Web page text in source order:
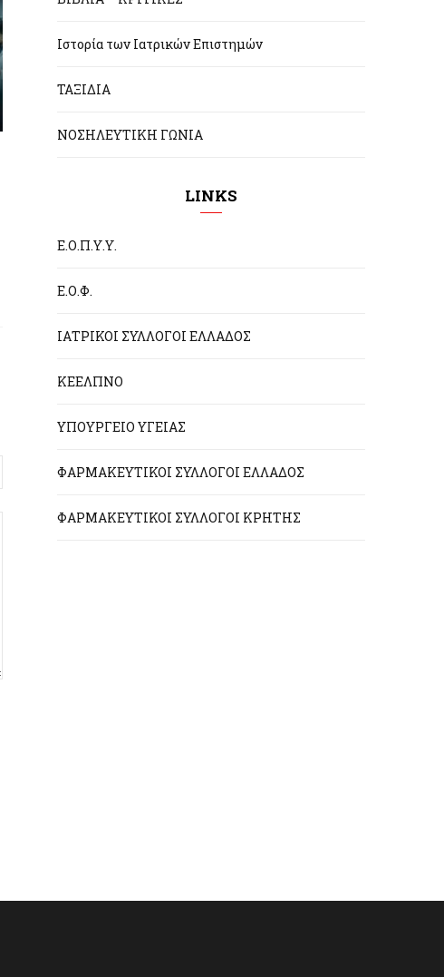
Ιστορία των Ιατρικών Επιστημών
ΤΑΞΙΔΙΑ
ΝΟΣΗΛΕΥΤΙΚΗ ΓΩΝΙΑ
LINKS
Ε.Ο.Π.Υ.Υ.
Ε.Ο.Φ.
ΙΑΤΡΙΚΟΙ ΣΥΛΛΟΓΟΙ ΕΛΛΑΔΟΣ
ΚΕΕΛΠΝΟ
ΥΠΟΥΡΓΕΙΟ ΥΓΕΙΑΣ
ΦΑΡΜΑΚΕΥΤΙΚΟΙ ΣΥΛΛΟΓΟΙ ΕΛΛΑΔΟΣ
ΦΑΡΜΑΚΕΥΤΙΚΟΙ ΣΥΛΛΟΓΟΙ ΚΡΗΤΗΣ